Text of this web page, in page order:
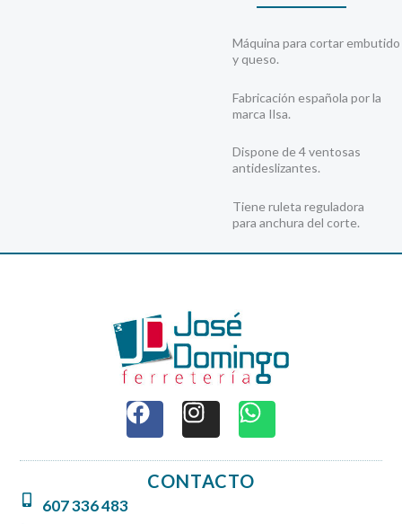
Máquina para cortar embutido
y queso.
Fabricación española por la
marca Ilsa.
Dispone de 4 ventosas
antideslizantes.
Tiene ruleta reguladora
para anchura del corte.
F
a
c
e
b
I
n
s
t
a
W
h
a
t
CONTACTO
607 336 483